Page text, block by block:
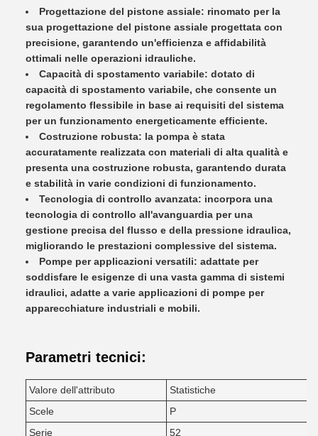
Progettazione del pistone assiale: rinomato per la
sua progettazione del pistone assiale progettata con
precisione, garantendo un'efficienza e affidabilità
ottimali nelle operazioni idrauliche.
Capacità di spostamento variabile: dotato di
capacità di spostamento variabile, che consente un
regolamento flessibile in base ai requisiti del sistema
per un funzionamento energeticamente efficiente.
Costruzione robusta: la pompa è stata
accuratamente realizzata con materiali di alta qualità e
presenta una costruzione robusta, garantendo durata
e stabilità in varie condizioni di funzionamento.
Tecnologia di controllo avanzata: incorpora una
tecnologia di controllo all'avanguardia per una
gestione precisa del flusso e della pressione idraulica,
migliorando le prestazioni complessive del sistema.
Pompe per applicazioni versatili: adattate per
soddisfare le esigenze di una vasta gamma di sistemi
idraulici, adatte a varie applicazioni di pompe per
apparecchiature industriali e mobili.
Parametri tecnici:
Valore dell'attributo
Statistiche
Scele
P
Serie
52